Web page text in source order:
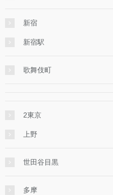
新宿
新宿駅
歌舞伎町
2東京
上野
世田谷目黒
多摩